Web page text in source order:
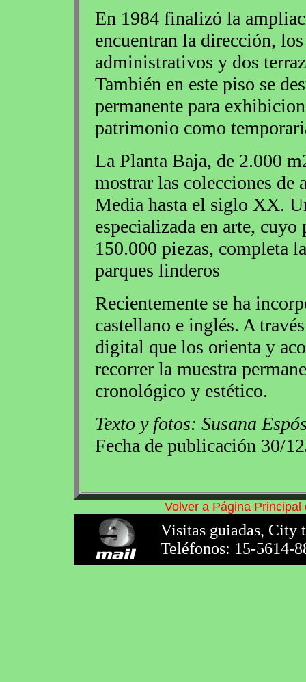
En 1984 finalizó la
encuentran la dirección,
administrativos y dos
También en este piso se
permanente para
patrimonio como
La Planta Baja, de 2.000
mostrar las colecciones de
Media hasta el siglo XX.
especializada en arte,
150.000 piezas, completa
parques linderos
Recientemente se ha
castellano e inglés. A
digital que los orienta y
recorrer la muestra
cronológico y estético.
Texto y fotos: Susana
Fecha de publicación 30/
Volver a Página
Visitas guiadas, City
Teléfonos: 15-5614-